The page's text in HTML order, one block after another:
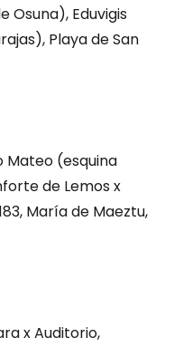
Osuna), Eduvigis
Playa de San
Mateo (esquina
de Lemos x
María de Maeztu,
x Auditorio,